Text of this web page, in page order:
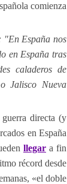
comienza
"En España nos
en España tras
caladeros de
Jalisco Nueva
directa (y
en España
llegar a fin
récord desde
«el doble